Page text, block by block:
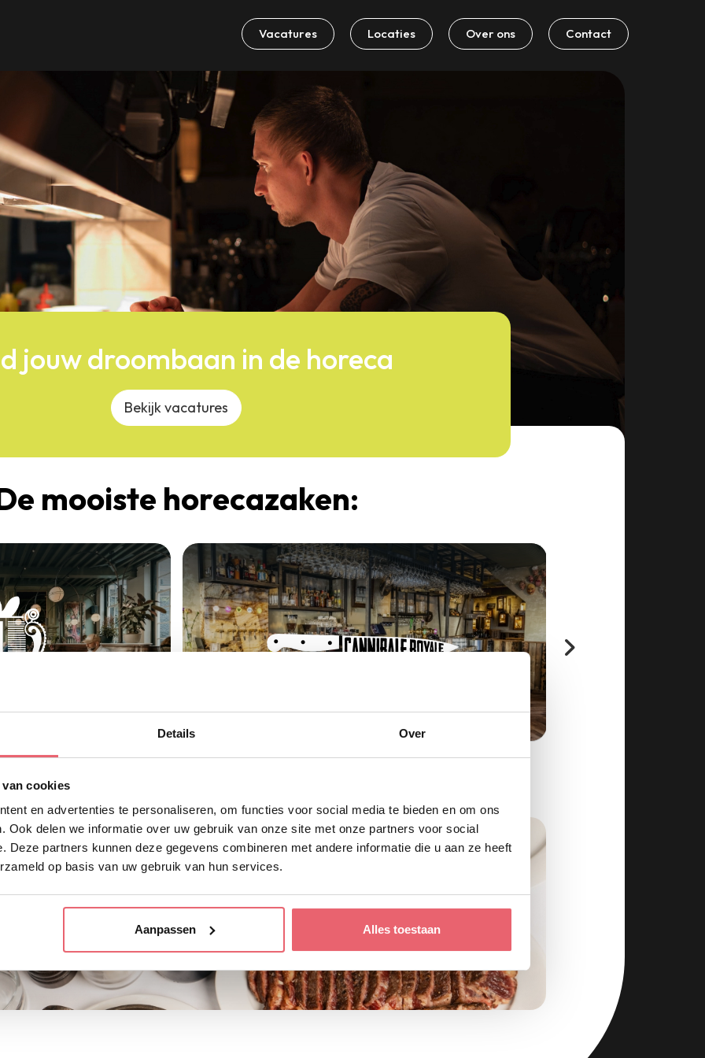
Details Over
cookies
en advertenties te personaliseren, om functies voor social media te bieden en om ons
Ook delen we informatie over uw gebruik van onze site met onze partners voor social
Deze partners kunnen deze gegevens combineren met andere informatie die u aan ze heeft
op basis van uw gebruik van hun services.
Aanpassen Alles toestaan
Vacatures Locaties Over ons Contact
jouw droombaan in de horeca
Bekijk vacatures
mooiste horecazaken:
van de keukens op deze iconische plekken in Amsterdam!
Café Nieuw Amsterdam betekent creatief koken, samenwerken en gasten
bouwen aan